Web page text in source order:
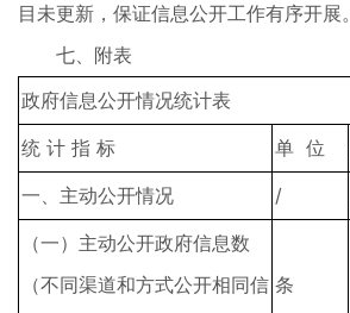
目未更新，保证信息公开工作有序开展。
七、附表
政府信息公开情况统计表
统 计 指 标
单 位
一、主动公开情况
/
（一）主动公开政府信息数
（不同渠道和方式公开相同信 条